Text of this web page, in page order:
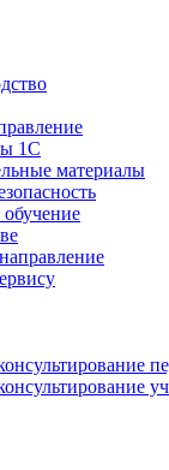
1С
материалы